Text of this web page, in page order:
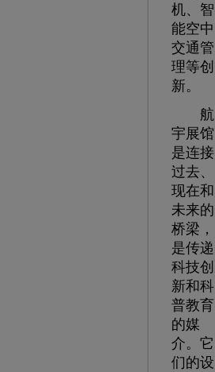
机、智
能空中
交通管
理等创
新。
航
宇展馆
是连接
过去、
现在和
未来的
桥梁，
是传递
科技创
新和科
普教育
的媒
介。它
们的设